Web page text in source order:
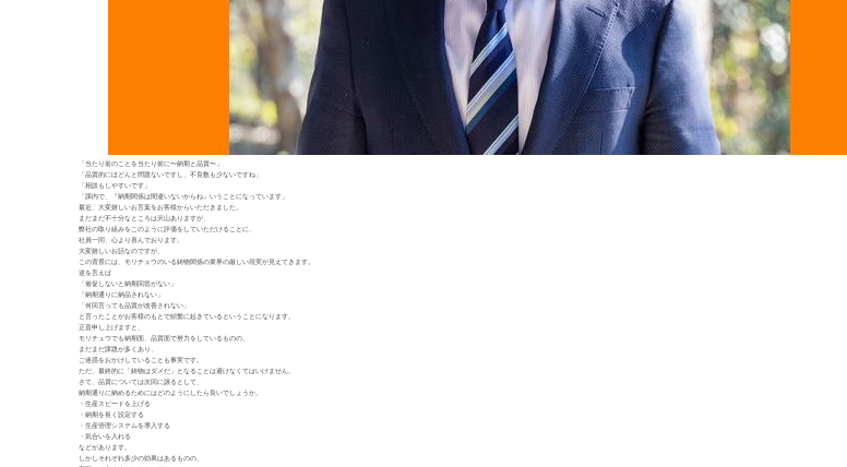
「当たり前のことを当たり前に〜納期と品質〜」
「品質的にほどんと問題ないですし、不良数も少ないですね」
「相談もしやすいです」
「課内で、『納期関係は間違いないからね』いうことになっています」
最近、大変嬉しいお言葉をお客様からいただきました。
まだまだ不十分なところは沢山ありますが、
弊社の取り組みをこのように評価をしていただけることに、
社員一同、心より喜んでおります。
大変嬉しいお話なのですが、
この背景には、モリチュウのいる鋳物関係の業界の厳しい現実が見えてきます。
逆を言えば
「催促しないと納期回答がない」
「納期通りに納品されない」
「何回言っても品質が改善されない」
と言ったことがお客様のもとで頻繁に起きているということになります。
正直申し上げますと、
モリチュウでも納期面、品質面で努力をしているものの、
まだまだ課題が多くあり、
ご迷惑をおかけしていることも事実です。
ただ、最終的に「鋳物はダメだ」となることは避けなくてはいけません。
さて、品質については次回に譲るとして、
納期通りに納めるためにはどのようにしたら良いでしょうか。
・生産スピードを上げる
・納期を長く設定する
・生産管理システムを導入する
・気合いを入れる
などがあります。
しかしそれぞれ多少の効果はあるものの、